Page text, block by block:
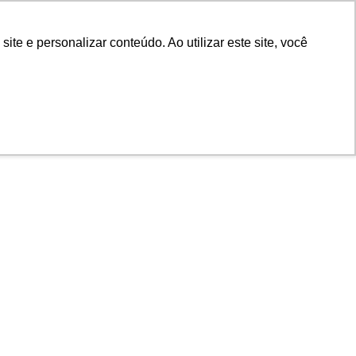
e personalizar conteúdo. Ao utilizar este site, você